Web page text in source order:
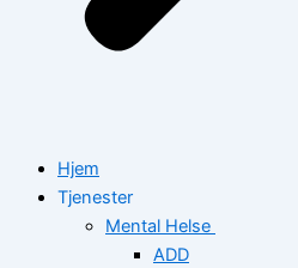
Hjem
Tjenester
Mental Helse
ADD